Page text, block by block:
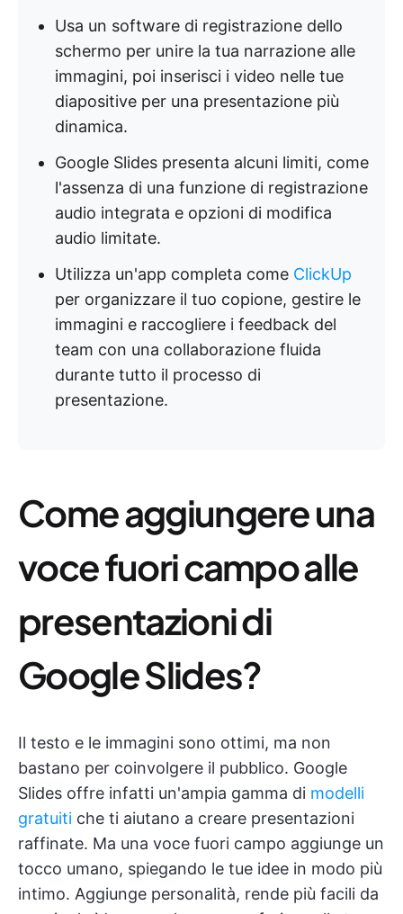
Usa un software di registrazione dello
schermo per unire la tua narrazione alle
immagini, poi inserisci i video nelle tue
diapositive per una presentazione più
dinamica.
Google Slides presenta alcuni limiti, come
l'assenza di una funzione di registrazione
audio integrata e opzioni di modifica
audio limitate.
Utilizza un'app completa come ClickUp
per organizzare il tuo copione, gestire le
immagini e raccogliere i feedback del
team con una collaborazione fluida
durante tutto il processo di
presentazione.
Come aggiungere una
voce fuori campo alle
presentazioni di
Google Slides?
Il testo e le immagini sono ottimi, ma non
bastano per coinvolgere il pubblico. Google
Slides offre infatti un'ampia gamma di modelli
gratuiti che ti aiutano a creare presentazioni
raffinate. Ma una voce fuori campo aggiunge un
tocco umano, spiegando le tue idee in modo più
intimo. Aggiunge personalità, rende più facili da